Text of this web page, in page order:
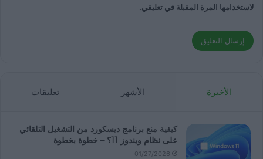
لاستخدامها المرة المقبلة في تعليقي.
الأخيرة الأشهر تعليقات
كيفية منع برنامج ديسكورد من التشغيل التلقائي
على نظام ويندوز 11؟ – خطوة بخطوة
01/27/2026